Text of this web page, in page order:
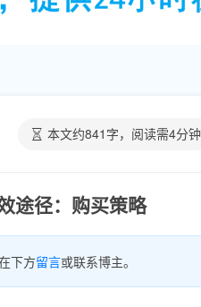
本文约841 字，阅读需4分钟
途径：购买策略
下方留言或联系博主。